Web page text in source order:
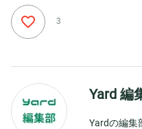
3
Yard 編
Yardの編集